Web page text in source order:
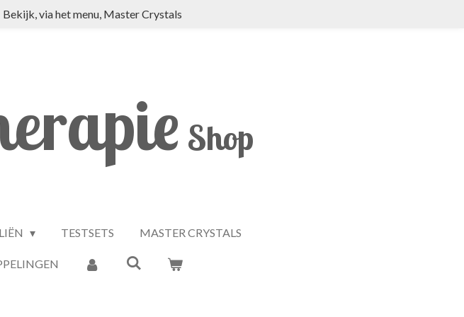
Bekijk, via het menu, Master Crystals
Shop
TESTSETS MASTER CRYSTALS